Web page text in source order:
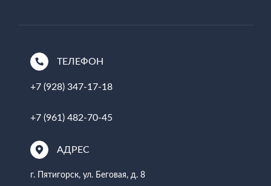
ТЕЛЕФОН
+7 (928) 347-17-18
+7 (961) 482-70-45
АДРЕС
г. Пятигорск, ул. Беговая, д. 8